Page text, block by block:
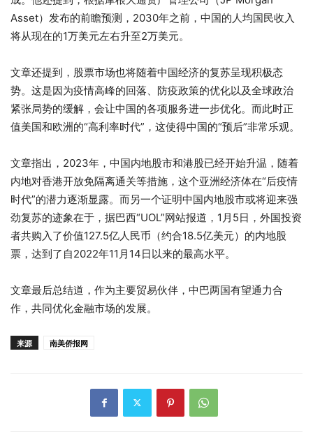
Asset）发布的前瞻预测，2030年之前，中国的人均国民收入
将从现在的1万美元左右升至2万美元。
文章还提到，股票市场也将随着中国经济的复苏呈现积极态
势。这是因为疫情高峰的回落、防疫政策的优化以及全球政治
紧张局势的缓解，会让中国的各项服务进一步优化。而此时正
值美国和欧洲的“高利率时代”，这使得中国的“预后”非常乐观。
文章指出，2023年，中国内地股市和港股已经开始升温，随着
内地对香港开放免隔离通关等措施，这个亚洲经济体在“后疫情
时代”的潜力逐渐显露。而另一个证明中国内地股市或将迎来强
劲复苏的迹象在于，据巴西“UOL”网站报道，1月5日，外国投资
者共购入了价值127.5亿人民币（约合18.5亿美元）的内地股
票，达到了自2022年11月14日以来的最高水平。
文章最后总结道，作为主要贸易伙伴，中巴两国有望通力合
作，共同优化金融市场的发展。
来源 南美侨报网